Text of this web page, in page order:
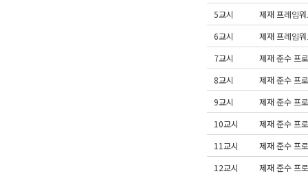
5교시
제재 프레임
6교시
제재 프레임
7교시
제재 준수 프
8교시
제재 준수 프
9교시
제재 준수 프
10교시
제재 준수 프
11교시
제재 준수 프
12교시
제재 준수 프